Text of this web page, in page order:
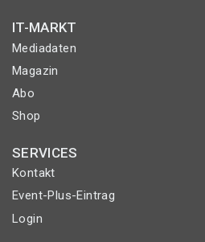
IT-MARKT
Mediadaten
Magazin
Abo
Shop
SERVICES
Kontakt
Event-Plus-Eintrag
Login